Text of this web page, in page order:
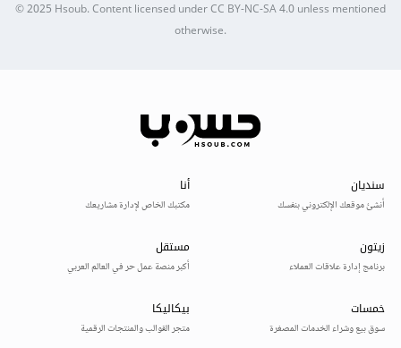
© 2025Hsoub.Content licensed underCC BY-NC-SA 4.0unless mentioned
otherwise.